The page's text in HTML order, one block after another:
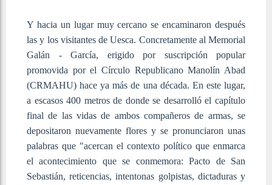
Y hacia un lugar muy cercano se encaminaron después
las y los visitantes de Uesca. Concretamente al Memorial
Galán - García, erigido por suscripción popular
promovida por el Círculo Republicano Manolín Abad
(CRMAHU) hace ya más de una década. En este lugar,
a escasos 400 metros de donde se desarrolló el capítulo
final de las vidas de ambos compañeros de armas, se
depositaron nuevamente flores y se pronunciaron unas
palabras que "acercan el contexto político que enmarca
el acontecimiento que se conmemora: Pacto de San
Sebastián, reticencias, intentonas golpistas, dictaduras y